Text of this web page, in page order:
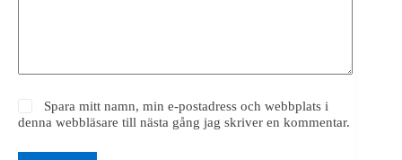
Spara mitt namn, min e-postadress och webbplats i
denna webbläsare till nästa gång jag skriver en kommentar.